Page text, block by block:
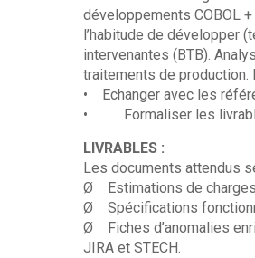
développements COBOL
l’habitude de développer
intervenantes (BTB).
traitements de production.
• Echanger avec les
• Formaliser les
LIVRABLES :
Les documents attendus
Ø Estimations de charges
Ø Spécifications
Ø Fiches d’anomalies
JIRA et STECH.